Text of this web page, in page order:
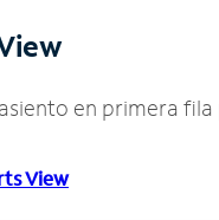
en primera
View